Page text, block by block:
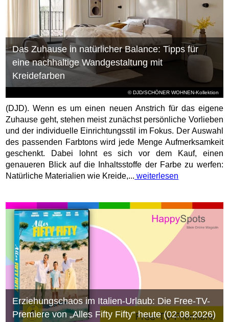
© DJD/SCHÖNER WOHNEN-Kollektion
Das Zuhause in natürlicher Balance: Tipps für
eine nachhaltige Wandgestaltung mit
Kreidefarben
(DJD). Wenn es um einen neuen Anstrich für das eigene
Zuhause geht, stehen meist zunächst persönliche Vorlieben
und der individuelle Einrichtungsstil im Fokus. Der Auswahl
des passenden Farbtons wird jede Menge Aufmerksamkeit
geschenkt. Dabei lohnt es sich vor dem Kauf, einen
genaueren Blick auf die Inhaltsstoffe der Farbe zu werfen:
Natürliche Materialien wie Kreide,... weiterlesen
Erziehungschaos im Italien-Urlaub: Die Free-TV-
Premiere von „Alles Fifty Fifty“ heute (02.08.2026)